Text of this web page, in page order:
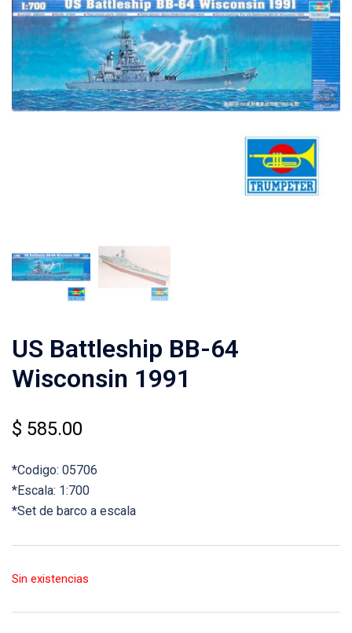
US Battleship BB-64
Wisconsin 1991
$ 585.00
*Codigo: 05706
*Escala: 1:700
*Set de barco a escala
Sin existencias